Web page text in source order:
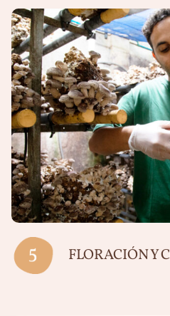
FLORACIÓN Y